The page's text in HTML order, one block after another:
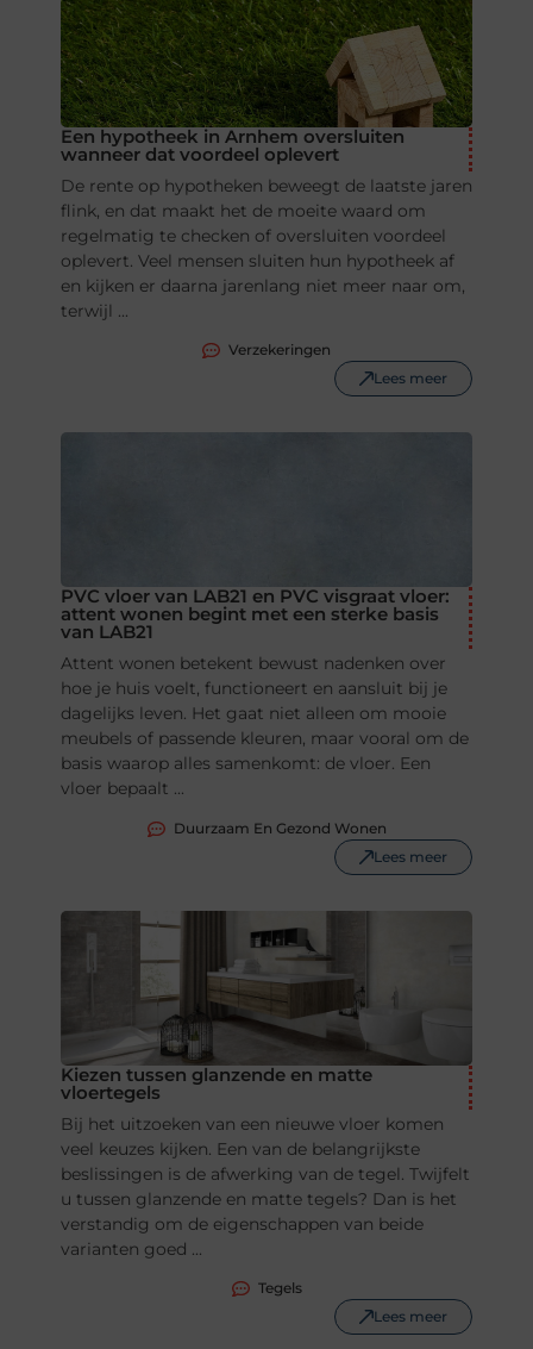
Een hypotheek in Arnhem oversluiten
wanneer dat voordeel oplevert
De rente op hypotheken beweegt de laatste jaren
flink, en dat maakt het de moeite waard om
regelmatig te checken of oversluiten voordeel
oplevert. Veel mensen sluiten hun hypotheek af
en kijken er daarna jarenlang niet meer naar om,
terwijl ...
Verzekeringen
Lees meer
PVC vloer van LAB21 en PVC visgraat vloer:
attent wonen begint met een sterke basis
van LAB21
Attent wonen betekent bewust nadenken over
hoe je huis voelt, functioneert en aansluit bij je
dagelijks leven. Het gaat niet alleen om mooie
meubels of passende kleuren, maar vooral om de
basis waarop alles samenkomt: de vloer. Een
vloer bepaalt ...
Duurzaam En Gezond Wonen
Lees meer
Kiezen tussen glanzende en matte
vloertegels
Bij het uitzoeken van een nieuwe vloer komen
veel keuzes kijken. Een van de belangrijkste
beslissingen is de afwerking van de tegel. Twijfelt
u tussen glanzende en matte tegels? Dan is het
verstandig om de eigenschappen van beide
varianten goed ...
Tegels
Lees meer